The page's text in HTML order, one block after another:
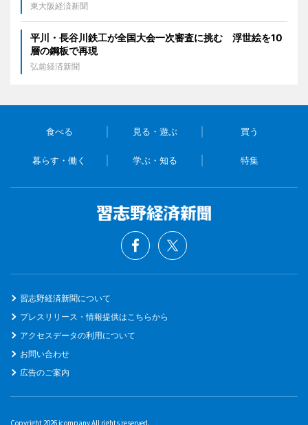
東大阪経済新聞
平川・長谷川鉄工が全国大会一次審査に挑む 浮世絵を10
層の鋼板で再現
弘前経済新聞
食べる 見る・遊ぶ 買う
暮らす・働く 学ぶ・知る 特集
習志野経済新聞について
プレスリリース・情報提供はこちらから
アクセスデータの利用について
お問い合わせ
広告のご案内
Copyright 2026 icompany All rights reserved.